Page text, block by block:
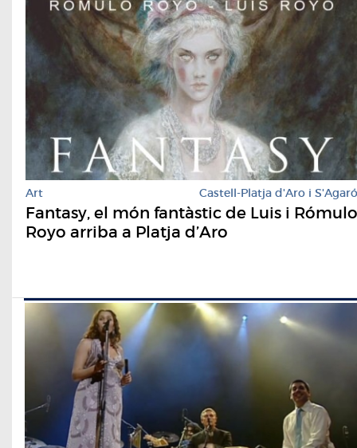
Art Castell-Platja d'Aro i S'Agaró
Fantasy, el món fantàstic de Luis i Rómulo
Royo arriba a Platja d’Aro